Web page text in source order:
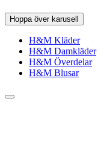
Hoppa över karusell
H&M Kläder
H&M Damkläder
H&M Överdelar
H&M Blusar